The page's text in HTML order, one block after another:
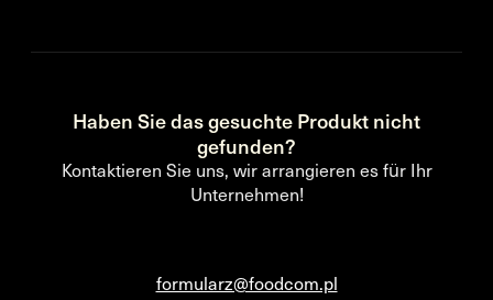
Haben Sie das gesuchte Produkt nicht
gefunden?
Kontaktieren Sie uns, wir arrangieren es für Ihr
Unternehmen!
formularz@foodcom.pl